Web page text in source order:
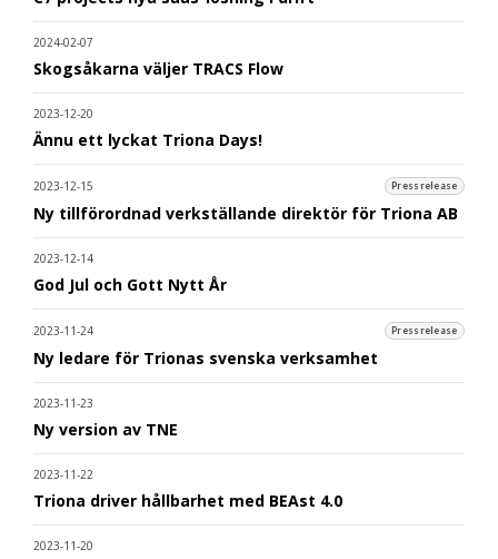
2024-02-07
Skogsåkarna väljer TRACS Flow
2023-12-20
Ännu ett lyckat Triona Days!
2023-12-15 Pressrelease
Ny tillförordnad verkställande direktör för Triona AB
2023-12-14
God Jul och Gott Nytt År
2023-11-24 Pressrelease
Ny ledare för Trionas svenska verksamhet
2023-11-23
Ny version av TNE
2023-11-22
Triona driver hållbarhet med BEAst 4.0
2023-11-20